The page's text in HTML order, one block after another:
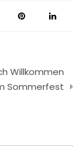
Willkommen
Sommerfest